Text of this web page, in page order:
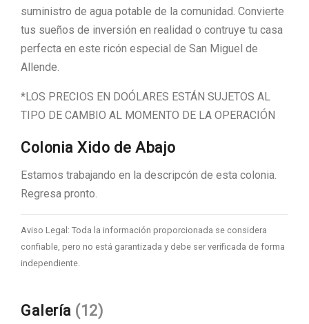
suministro de agua potable de la comunidad. Convierte
tus sueños de inversión en realidad o contruye tu casa
perfecta en este ricón especial de San Miguel de
Allende.
*LOS PRECIOS EN DOÓLARES ESTÁN SUJETOS AL
TIPO DE CAMBIO AL MOMENTO DE LA OPERACIÓN
Colonia Xido de Abajo
Estamos trabajando en la descripcón de esta colonia.
Regresa pronto.
Aviso Legal: Toda la información proporcionada se considera
confiable, pero no está garantizada y debe ser verificada de forma
independiente.
Galería (12)